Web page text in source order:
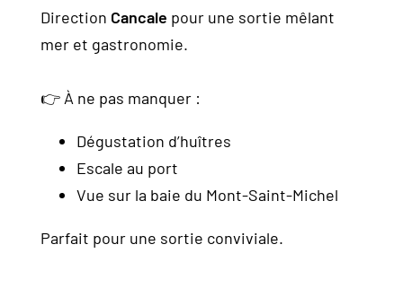
Direction Cancale pour une sortie mêlant
mer et gastronomie.
👉 À ne pas manquer :
Dégustation d’huîtres
Escale au port
Vue sur la baie du Mont-Saint-Michel
Parfait pour une sortie conviviale.